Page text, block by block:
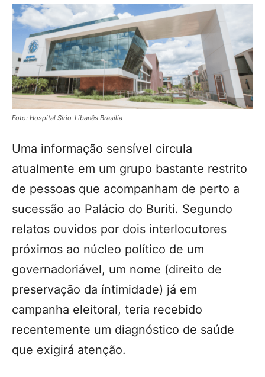
Foto: Hospital Sírio-Libanês Brasília
Uma informação sensível circula
atualmente em um grupo bastante restrito
de pessoas que acompanham de perto a
sucessão ao Palácio do Buriti. Segundo
relatos ouvidos por dois interlocutores
próximos ao núcleo político de um
governadoriável, um nome (direito de
preservação da íntimidade) já em
campanha eleitoral, teria recebido
recentemente um diagnóstico de saúde
que exigirá atenção.